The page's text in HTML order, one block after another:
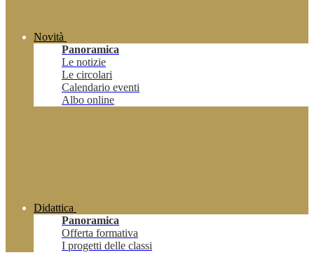
Novità
Panoramica
Le notizie
Le circolari
Calendario eventi
Albo online
Didattica
Panoramica
Offerta formativa
I progetti delle classi